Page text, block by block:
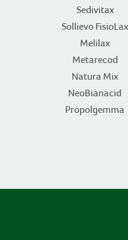
Sedivitax
Sollievo FisioLax
Melilax
Metarecod
Natura Mix
NeoBianacid
Propolgemma